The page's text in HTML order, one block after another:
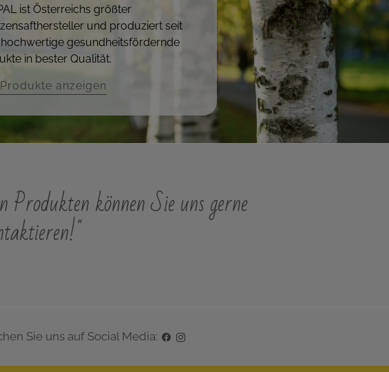
ist Österreichs größter
und produziert seit
hochwertige gesundheitsfördernde
in bester Qualität.
anzeigen
können Sie uns gerne
Sie uns auf Social Media: